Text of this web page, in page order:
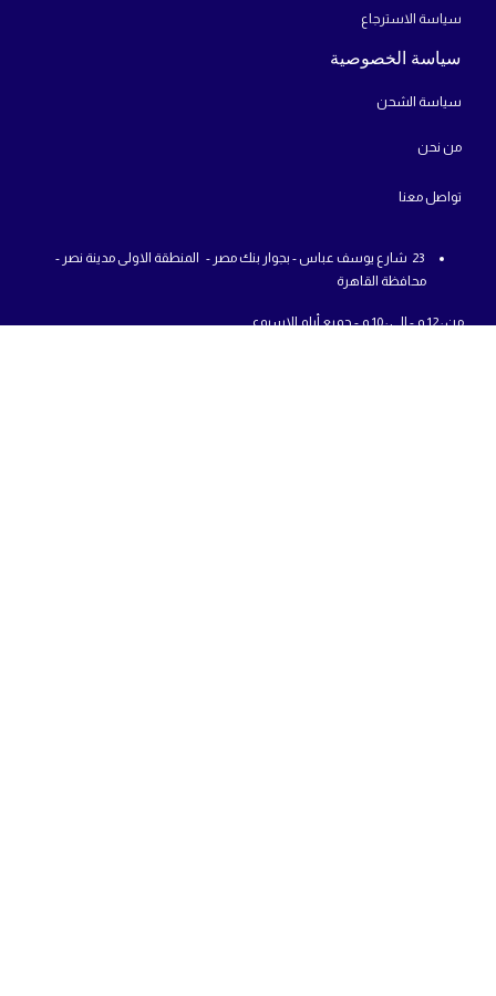
سياسة الاسترجاع
سياسة الخصوصية
سياسة الشحن
من نحن
تواص ل معنا
23 شارع يوسف عباس - بجوار بنك مصر - المنطقة الاولى مدينة نصر -
محافظة القاهرة
من : 12 م - الي : 10 م - جميع أيام الاسبوع